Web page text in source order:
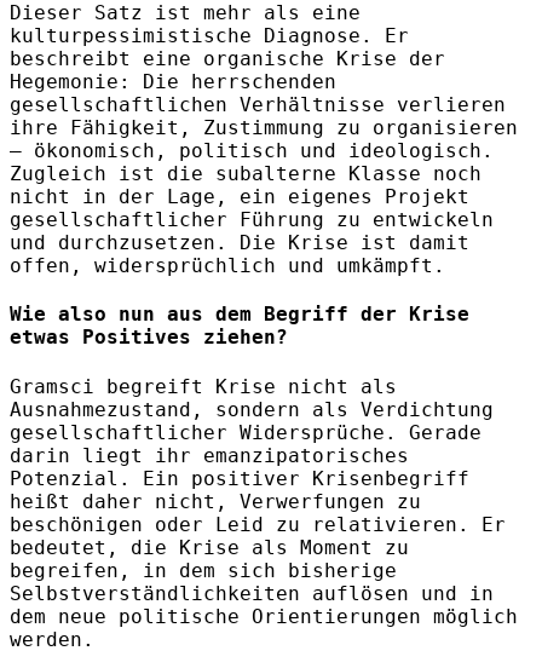
Dieser Satz ist mehr als eine
kulturpessimistische Diagnose. Er
beschreibt eine organische Krise der
Hegemonie: Die herrschenden
gesellschaftlichen Verhältnisse verlieren
ihre Fähigkeit, Zustimmung zu organisieren
– ökonomisch, politisch und ideologisch.
Zugleich ist die subalterne Klasse noch
nicht in der Lage, ein eigenes Projekt
gesellschaftlicher Führung zu entwickeln
und durchzusetzen. Die Krise ist damit
offen, widersprüchlich und umkämpft.
Wie also nun aus dem Begriff der Krise
etwas Positives ziehen?
Gramsci begreift Krise nicht als
Ausnahmezustand, sondern als Verdichtung
gesellschaftlicher Widersprüche. Gerade
darin liegt ihr emanzipatorisches
Potenzial. Ein positiver Krisenbegriff
heißt daher nicht, Verwerfungen zu
beschönigen oder Leid zu relativieren. Er
bedeutet, die Krise als Moment zu
begreifen, in dem sich bisherige
Selbstverständlichkeiten auflösen und in
dem neue politische Orientierungen möglich
werden.